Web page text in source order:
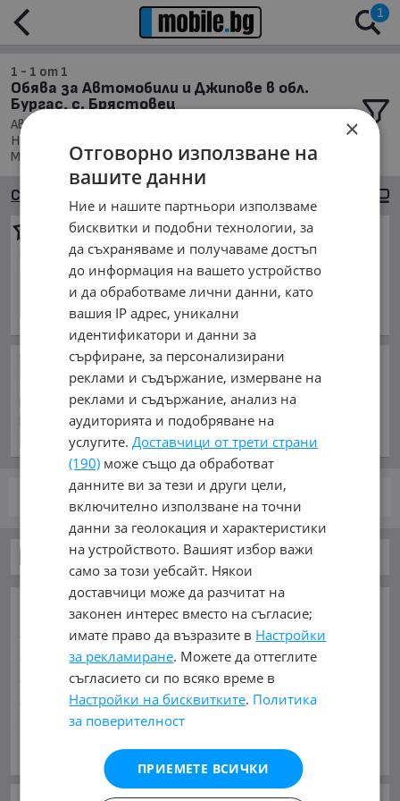
1
1 - 1 от 1
Обява за Автомобили и Джипове в обл.
Бургас, с. Брястовец
Автомобили и Джипове, Намира се в обл. Бургас,
Населено място с. Брястовец, Подредени по: Марка/
Модел/Цена
Сортиране
Peugeot 107
2 000 €
3 911.66 лв.
април 2006 г., Дизелов
обл. Бургас, с. Брястовец
Автомобилен куиз:
Познайте от коя генерация
на модела са тези коли
преди 4 часа и 18 минути
от 1
Автомобили и Джипове
Виж Още
ОСНОВНИ КАТЕГОРИИ В MOBILE.BG:
Карта на сайта Автомобили и ДжиповеБусове
Камиони Мотоциклети Селскостопански
Индустриални Кари Каравани Яхти и Лодки
Ремаркета Велосипеди Части Аксесоари
Гуми и джанти Купува Услуги
(1) AITO (2) Abarth (33) Acura
Alfa Romeo (865) Alpina (7) Asia
×
Отговорно използване на
вашите данни
Ние и нашите партньори използваме
бисквитки и подобни технологии, за
да съхраняваме и получаваме достъп
до информация на вашето устройство
и да обработваме лични данни, като
вашия IP адрес, уникални
идентификатори и данни за
сърфиране, за персонализирани
реклами и съдържание, измерване на
реклами и съдържание, анализ на
аудиторията и подобряване на
услугите.Доставчици от трети страни
(190) може също да обработват
данните ви за тези и други цели,
включително използване на точни
данни за геолокация и характеристики
на устройството. Вашият избор важи
само за този уебсайт. Някои
доставчици може да разчитат на
законен интерес вместо на съгласие;
имате право да възразите в Настройки
за рекламиране. Можете да оттеглите
съгласието си по всяко време в
Настройки на бисквитките. Политика
за поверителност
ПРИЕМЕТЕ ВСИЧКИ